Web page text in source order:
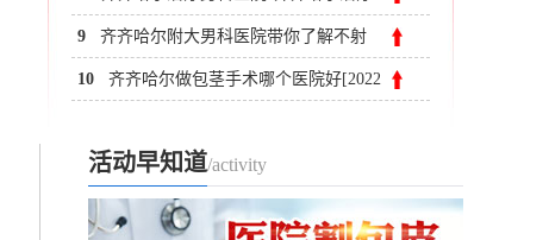
正规包皮炎医院
9 齐齐哈尔附大男科医院带你了解不射
精症的治疗方法?
10 齐齐哈尔做包茎手术哪个医院好[2022
活动早知道/activity